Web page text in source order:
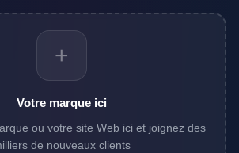
+
Votre marque ici
ou votre site Web ici et joignez des
de nouveaux clients